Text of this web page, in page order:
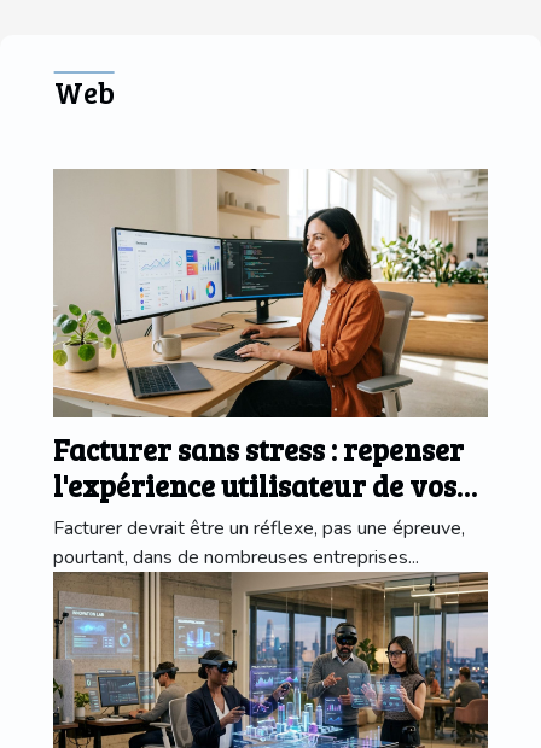
moderne
Web
Facturer sans stress : repenser
l'expérience utilisateur de vos
logiciels pros
Facturer devrait être un réflexe, pas une épreuve,
pourtant, dans de nombreuses entreprises...